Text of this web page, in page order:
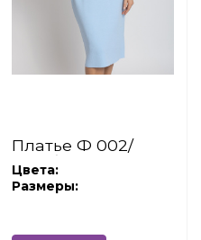
Платье Ф 002/
голубой
Цвета:
Размеры: